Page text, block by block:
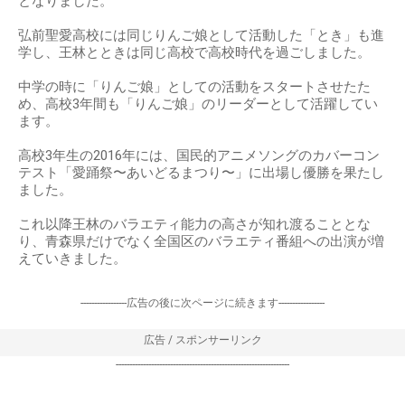
弘前聖愛高校には同じりんご娘として活動した「とき」も進
学し、王林とときは同じ高校で高校時代を過ごしました。
中学の時に「りんご娘」としての活動をスタートさせたた
め、高校3年間も「りんご娘」のリーダーとして活躍してい
ます。
高校3年生の2016年には、国民的アニメソングのカバーコン
テスト「愛踊祭〜あいどるまつり〜」に出場し優勝を果たし
ました。
これ以降王林のバラエティ能力の高さが知れ渡ることとな
り、青森県だけでなく全国区のバラエティ番組への出演が増
えていきました。
-----------------広告の後に次ページに続きます-----------------
広告 / スポンサーリンク
----------------------------------------------------------------